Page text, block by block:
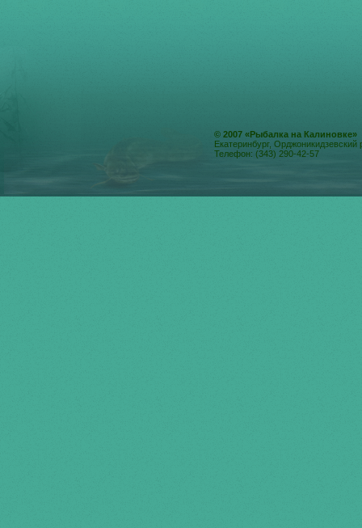
© 2007 «Рыбалка на Калиновке»
Екатеринбург,
Телефон: (343) 290-42-57